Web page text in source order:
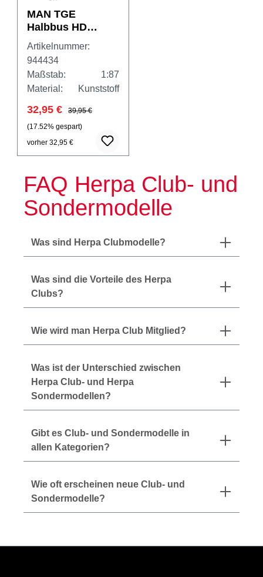
MAN TGE
Halbbus HD
"Coronavirus
Diagnostic"
Artikelnummer:
944434
Maßstab:
1:87
Material:
Kunststoff
32,95 €
39,95 €
(17.52% gespart)
vorher 32,95 €
FAQ Herpa Club- und
Sondermodelle
Was sind Herpa Clubmodelle?
Was sind die Vorteile des Herpa
Clubs?
Wie wird man Herpa Club Mitglied?
Was ist der Unterschied zwischen
Herpa Club- und Herpa
Sondermodellen?
Gibt es Club- und Sondermodelle in
allen Kategorien?
Wie oft erscheinen neue Club- und
Sondermodelle?